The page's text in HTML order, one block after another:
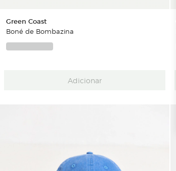
Green Coast
Boné de Bombazina
Adicionar